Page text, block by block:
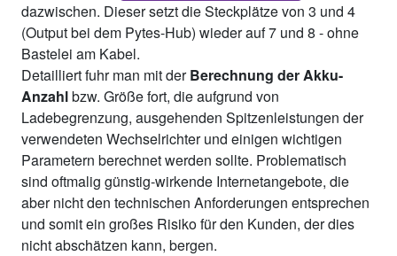
dazwischen. Dieser setzt die Steckplätze von 3 und 4
(Output bei dem Pytes-Hub) wieder auf 7 und 8 - ohne
Bastelei am Kabel.
Detailliert fuhr man mit derBerechnung der Akku-
Anzahlbzw. Größe fort, die aufgrund von
Ladebegrenzung, ausgehenden Spitzenleistungen der
verwendeten Wechselrichter und einigen wichtigen
Parametern berechnet werden sollte. Problematisch
sind oftmalig günstig-wirkende Internetangebote, die
aber nicht den technischen Anforderungen entsprechen
und somit ein großes Risiko für den Kunden, der dies
nicht abschätzen kann, bergen.